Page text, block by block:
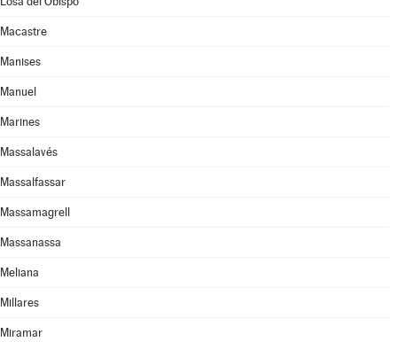
Macastre
Manises
Manuel
Marines
Massalavés
Massalfassar
Massamagrell
Massanassa
Meliana
Millares
Miramar